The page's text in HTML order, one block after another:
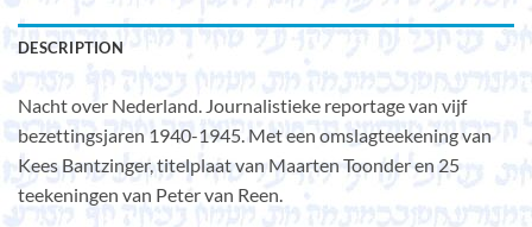
DESCRIPTION
Nacht over Nederland. Journalistieke reportage van vijf
bezettingsjaren 1940-1945. Met een omslagteekening van
Kees Bantzinger, titelplaat van Maarten Toonder en 25
teekeningen van Peter van Reen.